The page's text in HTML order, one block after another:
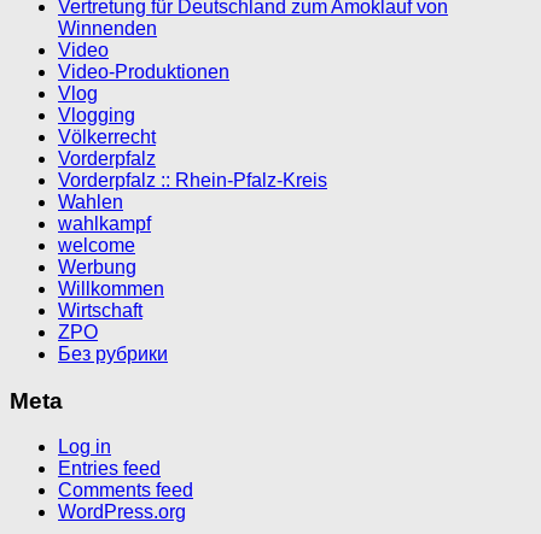
Vertretung für Deutschland zum Amoklauf von
Winnenden
Video
Video-Produktionen
Vlog
Vlogging
Völkerrecht
Vorderpfalz
Vorderpfalz :: Rhein-Pfalz-Kreis
Wahlen
wahlkampf
welcome
Werbung
Willkommen
Wirtschaft
ZPO
Без рубрики
Meta
Log in
Entries feed
Comments feed
WordPress.org